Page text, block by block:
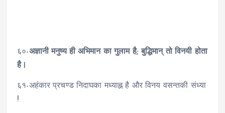
६०-अज्ञानी मनुष्य ही अभिमान का गुलाम है; बुद्धिमान् तो विनयी होता
है।
६१-अहंकार प्रचण्ड निदाघका मध्याह्न है और विनय वसन्तकी संध्या
!